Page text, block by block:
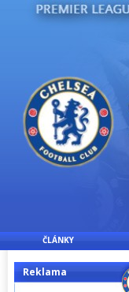
ČLÁNKY
Reklama